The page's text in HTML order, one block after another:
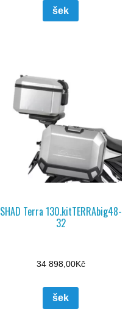
šek
SHAD Terra 130.kitTERRAbig48-
32
34 898,00Kč
šek